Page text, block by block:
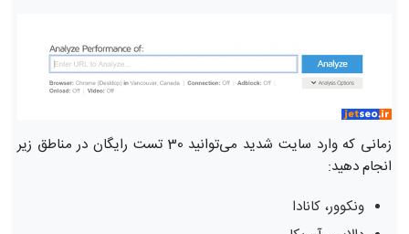
زمانی که وارد سایت شدید می‌توانید 30 تست رایگان در مناطق زیر
انجام دهید:
ونکوور، کانادا